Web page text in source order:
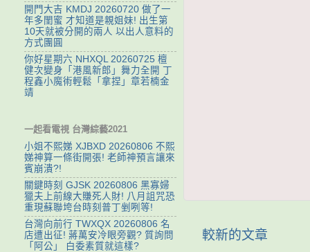
較新的文章
開門大吉 KMDJ 20260720 做了一
年多閨蜜 才知道是親姐妹! 出生第
10天就被分開的兩人 以出人意料的
方式團圓
你好星期六 NHXQL 20260725 檀
健次變身「港風新郎」舞力全開 丁
程鑫小魔術輕鬆「拿捏」章若楠金
靖
一起看電視 台灣綜藝2021
小姐不熙娣 XJBXD 20260806 不熙
娣神算一條街開張! 老師神預言讓來
賓崩潰?!
關鍵時刻 GJSK 20260806 黑寡婦
獵夫上前線大賺死人財! 八月詛咒恐
重現蘇聯垮台時刻普丁剉咧等!
台灣向前行 TWXQX 20260806 名
店遭出征! 蔣萬安冷眼旁觀? 質詢問
「阿公」 白委素質就這樣?